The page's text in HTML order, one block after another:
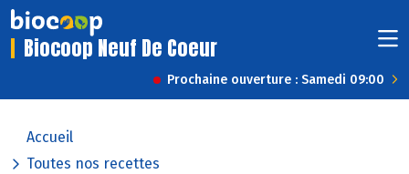
Biocoop Neuf De Coeur
Prochaine ouverture : Samedi 09:00
Accueil
Toutes nos recettes